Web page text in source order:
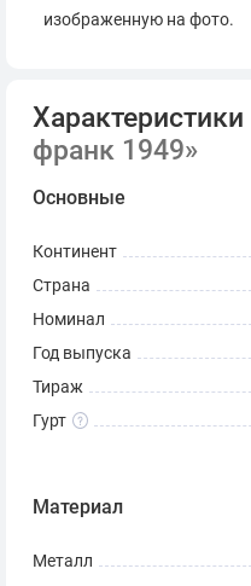
изображенную на фото.
Характеристики
франк 1949»
Основные
Континент
Страна
Номинал
Год выпуска
Тираж
Гурт
Материал
Металл